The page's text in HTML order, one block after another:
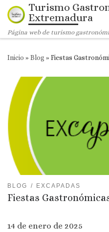
Saltar al contenido
Turismo
Extremadura
Página web de turismo
Inicio » Blog » Fiestas
BLOG EXCAPADAS
Fiestas
14 de enero de 2025